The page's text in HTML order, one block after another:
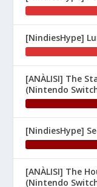
1m
El món
[NindiesHype]
[ANÀLISI] The
(Nintendo
[NindiesHype]
[ANÀLISI] The
(Nintendo